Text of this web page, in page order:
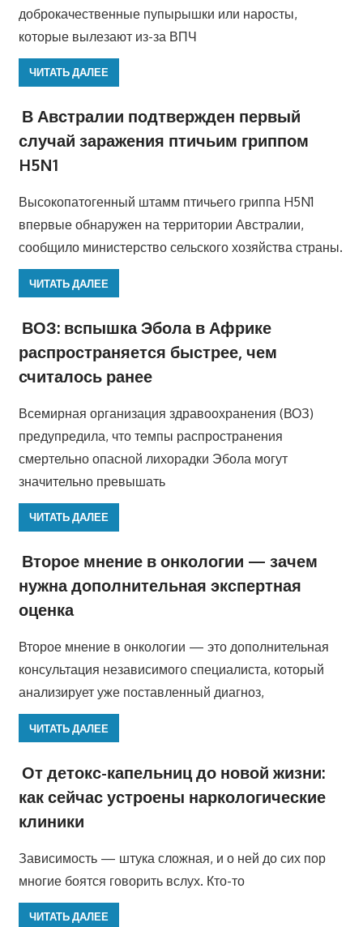
доброкачественные пупырышки или наросты,
которые вылезают из-за ВПЧ
ЧИТАТЬ ДАЛЕЕ
В Австралии подтвержден первый
случай заражения птичьим гриппом
H5N1
Высокопатогенный штамм птичьего гриппа H5N1
впервые обнаружен на территории Австралии,
сообщило министерство сельского хозяйства страны.
ЧИТАТЬ ДАЛЕЕ
ВОЗ: вспышка Эбола в Африке
распространяется быстрее, чем
считалось ранее
Всемирная организация здравоохранения (ВОЗ)
предупредила, что темпы распространения
смертельно опасной лихорадки Эбола могут
значительно превышать
ЧИТАТЬ ДАЛЕЕ
Второе мнение в онкологии — зачем
нужна дополнительная экспертная
оценка
Второе мнение в онкологии — это дополнительная
консультация независимого специалиста, который
анализирует уже поставленный диагноз,
ЧИТАТЬ ДАЛЕЕ
От детокс-капельниц до новой жизни:
как сейчас устроены наркологические
клиники
Зависимость — штука сложная, и о ней до сих пор
многие боятся говорить вслух. Кто-то
ЧИТАТЬ ДАЛЕЕ